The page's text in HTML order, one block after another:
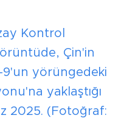
Kontrol
Çin'in
9'un yörüngedeki
yaklaştığı
2025. (Fotoğraf: